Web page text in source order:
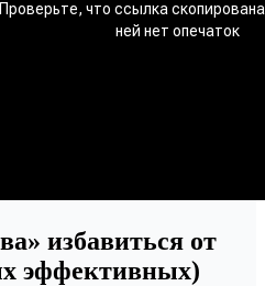
избавиться от
эффективных)